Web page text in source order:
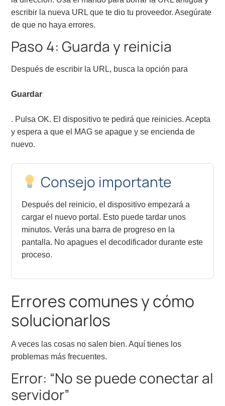
escribir la nueva URL que te dio tu proveedor. Asegúrate
de que no haya errores.
Paso 4: Guarda y reinicia
Después de escribir la URL, busca la opción para
Guardar
. Pulsa OK. El dispositivo te pedirá que reinicies. Acepta
y espera a que el MAG se apague y se encienda de
nuevo.
Consejo importante
Después del reinicio, el dispositivo empezará a
cargar el nuevo portal. Esto puede tardar unos
minutos. Verás una barra de progreso en la
pantalla. No apagues el decodificador durante este
proceso.
Errores comunes y cómo
solucionarlos
A veces las cosas no salen bien. Aquí tienes los
problemas más frecuentes.
Error: “No se puede conectar al
servidor”